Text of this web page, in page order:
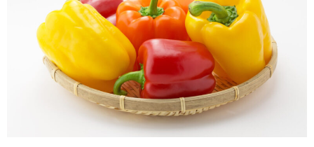
趣味
食材辞典
おすすめ